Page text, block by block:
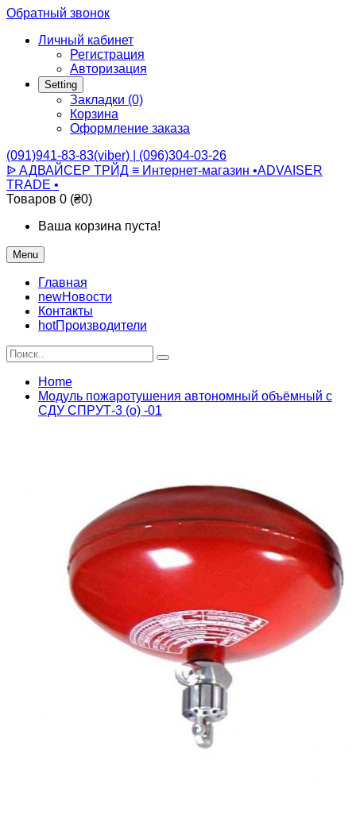
Обратный звонок
Личный кабинет
Регистрация
Авторизация
Setting
Закладки (0)
Корзина
Оформление заказа
(091)941-83-83(viber) | (096)304-03-26
ᐉ АДВАЙСЕР ТРЙД ≡ Интернет-магазин •ADVAISER
TRADE •
Товаров 0 (₴0)
Ваша корзина пуста!
Menu
Главная
newНовости
Контакты
hotПроизводители
Home
Модуль пожаротушения автономный объёмный с
СДУ СПРУТ-3 (о) -01